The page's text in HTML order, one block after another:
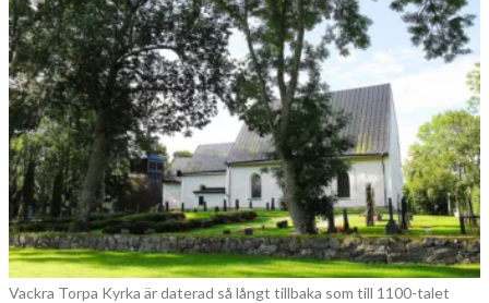
Vackra Torpa Kyrka är daterad så långt tillbaka som till 1100-talet